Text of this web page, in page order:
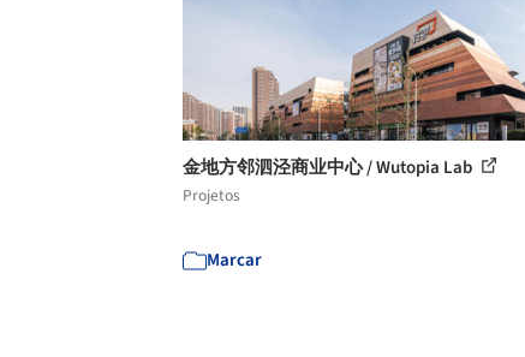
金地方邻泗泾商业中心 / Wutopia Lab
Projetos
Marcar